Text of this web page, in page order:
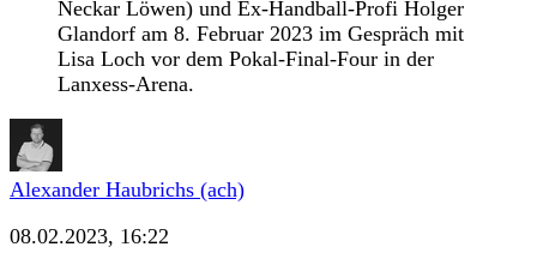
Neckar Löwen) und Ex-Handball-Profi Holger
Glandorf am 8. Februar 2023 im Gespräch mit
Lisa Loch vor dem Pokal-Final-Four in der
Lanxess-Arena.
Alexander Haubrichs (ach)
08.02.2023, 16:22